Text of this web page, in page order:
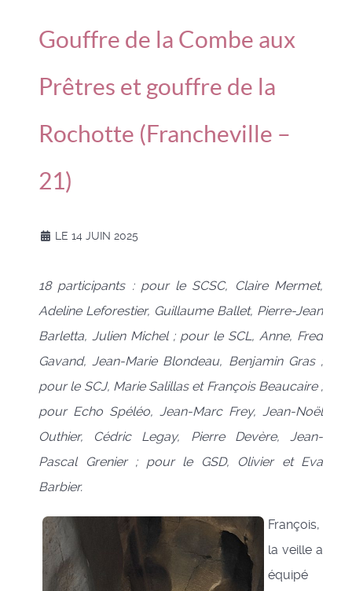
Gouffre de la Combe aux
Prêtres et gouffre de la
Rochotte (Francheville –
21)
LE 14 JUIN 2025
18 participants : pour le SCSC, Claire Mermet,
Adeline Leforestier, Guillaume Ballet, Pierre-Jean
Barletta, Julien Michel ; pour le SCL, Anne, Fred
Gavand, Jean-Marie Blondeau, Benjamin Gras ;
pour le SCJ, Marie Salillas et François Beaucaire ;
pour Echo Spéléo, Jean-Marc Frey, Jean-Noël
Outhier, Cédric Legay, Pierre Devère, Jean-
Pascal Grenier ; pour le GSD, Olivier et Eva
Barbier.
François,
la veille a
équipé